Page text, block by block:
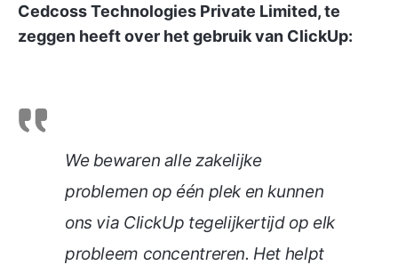
Cedcoss Technologies Private Limited, te
zeggen heeft over het gebruik van ClickUp:
We bewaren alle zakelijke
problemen op één plek en kunnen
ons via ClickUp tegelijkertijd op elk
probleem concentreren. Het helpt